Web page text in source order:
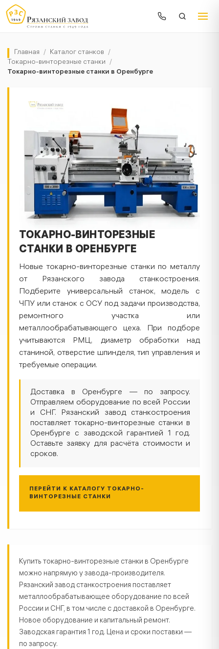
Главная / Каталог станков /
Токарно-винторезные станки /
Токарно-винторезные станки в Оренбурге
ТОКАРНО-ВИНТОРЕЗНЫЕ
СТАНКИ В ОРЕНБУРГЕ
Новые токарно-винторезные станки по металлу
от Рязанского завода станкостроения.
Подберите универсальный станок, модель с
ЧПУ или станок с ОСУ под задачи производства,
ремонтного участка или
металлообрабатывающего цеха. При подборе
учитываются РМЦ, диаметр обработки над
станиной, отверстие шпинделя, тип управления и
требуемые операции.
Доставка в Оренбурге — по запросу.
Отправляем оборудование по всей России
и СНГ. Рязанский завод станкостроения
поставляет токарно-винторезные станки в
Оренбурге с заводской гарантией 1 год.
Оставьте заявку для расчёта стоимости и
сроков.
ПЕРЕЙТИ К КАТАЛОГУ ТОКАРНО-
ВИНТОРЕЗНЫЕ СТАНКИ
Токарно-винторезные станки в
Купить токарно-винторезные станки в Оренбурге
можно напрямую у завода-производителя.
Рязанский завод станкостроения поставляет
металлообрабатывающее оборудование по всей
России и СНГ, в том числе с доставкой в Оренбурге.
Новое оборудование и капитальный ремонт.
Заводская гарантия 1 год. Цена и сроки поставки —
по запросу.